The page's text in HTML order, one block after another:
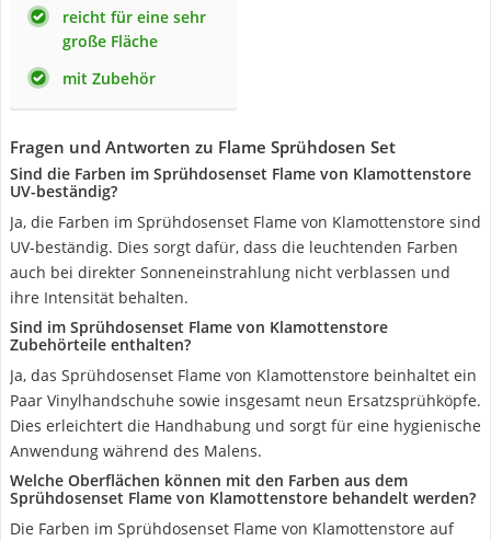
reicht für eine sehr
große Fläche
mit Zubehör
Fragen und Antworten zu Flame Sprühdosen Set
Sind die Farben im Sprühdosenset Flame von Klamottenstore
UV-beständig?
Ja, die Farben im Sprühdosenset Flame von Klamottenstore sind
UV-beständig. Dies sorgt dafür, dass die leuchtenden Farben
auch bei direkter Sonneneinstrahlung nicht verblassen und
ihre Intensität behalten.
Sind im Sprühdosenset Flame von Klamottenstore
Zubehörteile enthalten?
Ja, das Sprühdosenset Flame von Klamottenstore beinhaltet ein
Paar Vinylhandschuhe sowie insgesamt neun Ersatzsprühköpfe.
Dies erleichtert die Handhabung und sorgt für eine hygienische
Anwendung während des Malens.
Welche Oberflächen können mit den Farben aus dem
Sprühdosenset Flame von Klamottenstore behandelt werden?
Die Farben im Sprühdosenset Flame von Klamottenstore auf